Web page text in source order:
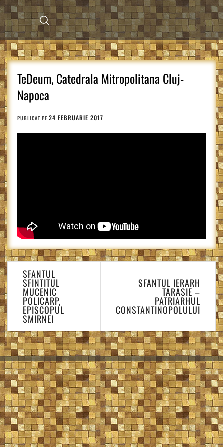
Sari
la
conținutMENIU
PRINCIPAL
TeDeum, Catedrala Mitropolitana Cluj-
Napoca
PUBLICAT PE 24 FEBRUARIE 2017
Navigare
în
articole
SFANTUL
SFINTITUL
MUCENIC
POLICARP,
EPISCOPUL
SMIRNEI
SFANTUL IERARH
TARASIE –
PATRIARHUL
CONSTANTINOPOLULUI